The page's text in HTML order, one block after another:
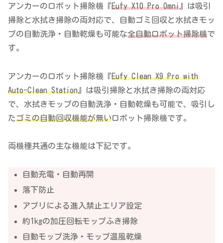
アンカーのロボット掃除機『Eufy X10 Pro Omni 』は吸引
掃除と水拭き掃除の両対応で、自動ゴミ回収と水拭きモッ
プの自動洗浄・自動乾燥も可能な全自動ロボット掃除機で
す。
アンカーのロボット掃除機『Eufy Clean X9 Pro with
Auto-Clean Station 』は吸引掃除と水拭き掃除の両対応
で、水拭きモップの自動洗浄・自動乾燥も可能で、吸引し
たゴミの自動回収機能が無いロボット掃除機です。
両機種共通の主な機能は下記です。
自動充電・自動再開
落下防止
アプリによる進入禁止エリア設定
約1kgの加圧回転モップふき掃除
自動モップ洗浄・モップ温風乾燥